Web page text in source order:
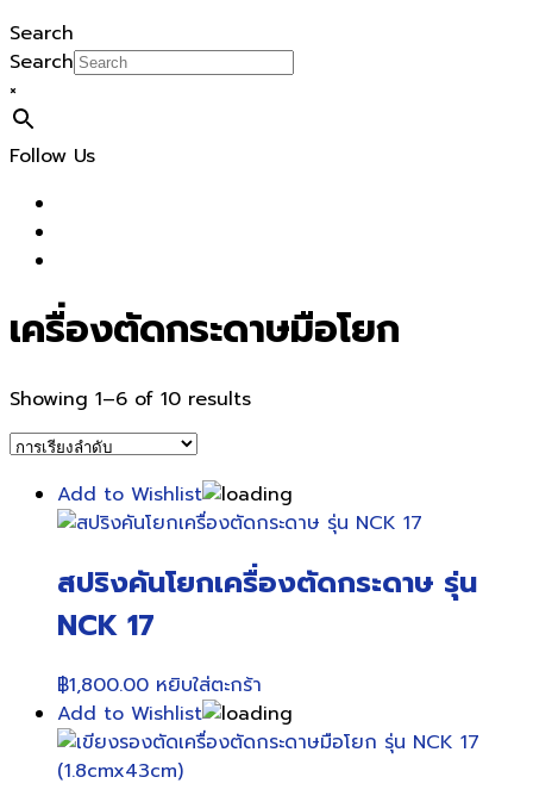
Search
Search
×
Follow Us
เครื่องตัดกระดาษมือโยก
Showing 1–6 of 10 results
Add to Wishlist
สปริงคันโยกเครื่องตัดกระดาษ รุ่น
NCK 17
฿1,800.00 หยิบใส่ตะกร้า
Add to Wishlist